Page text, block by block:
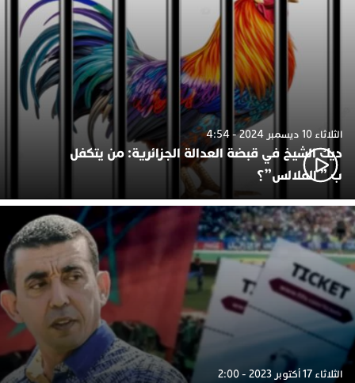
الثلاثاء 10 ديسمبر 2024 - 4:54
ديك الشيخ في قبضة العدالة الجزائرية: من يتكفل
ب ” الفلالس”؟
الثلاثاء 17 أكتوبر 2023 - 2:00